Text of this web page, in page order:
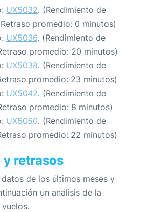
UX5032. (Rendimiento de
promedio: 0 minutos)
UX5036. (Rendimiento de
promedio: 20 minutos)
UX5038. (Rendimiento de
promedio: 23 minutos)
UX5042. (Rendimiento de
promedio: 8 minutos)
UX5050. (Rendimiento de
promedio: 22 minutos)
retrasos
de los últimos meses y
un análisis de la